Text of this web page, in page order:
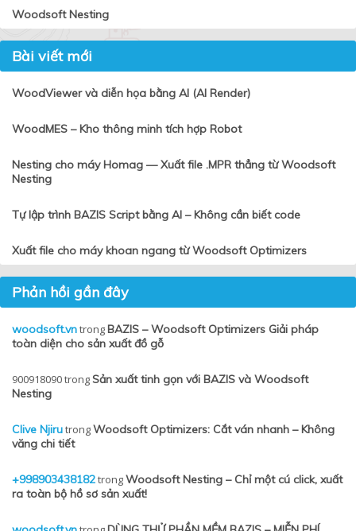
Woodsoft Nesting
Bài viết mới
WoodViewer và diễn họa bằng AI (AI Render)
WoodMES – Kho thông minh tích hợp Robot
Nesting cho máy Homag — Xuất file .MPR thẳng từ Woodsoft
Nesting
Tự lập trình BAZIS Script bằng AI – Không cần biết code
Xuất file cho máy khoan ngang từ Woodsoft Optimizers
Phản hồi gần đây
woodsoft.vntrongBAZIS – Woodsoft Optimizers Giải pháp
toàn diện cho sản xuất đồ gỗ
900918090trongSản xuất tinh gọn với BAZIS và Woodsoft
Nesting
Clive NjirutrongWoodsoft Optimizers: Cắt ván nhanh – Không
văng chi tiết
+998903438182trongWoodsoft Nesting – Chỉ một cú click, xuất
ra toàn bộ hồ sơ sản xuất!